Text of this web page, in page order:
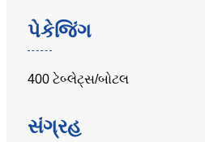
પેકેજિંગ
400 ટેબ્લેટ્સ/બોટલ
સંગ્રહ